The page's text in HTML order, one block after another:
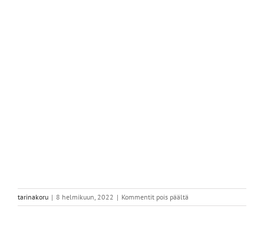
tarinakoru | 8 helmikuun, 2022 | Kommentit pois päältä
0D39F369-